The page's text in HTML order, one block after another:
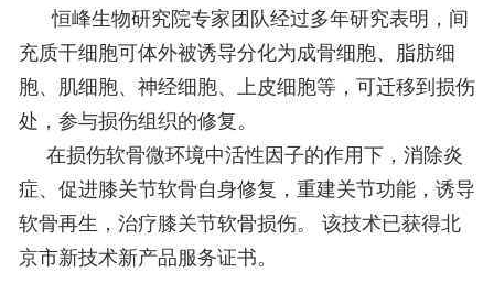
恒峰生物研究院专家团队经过多年研究表明，间
充质干细胞可体外被诱导分化为成骨细胞、脂肪细
胞、肌细胞、神经细胞、上皮细胞等，可迁移到损伤
处，参与损伤组织的修复。
在损伤软骨微环境中活性因子的作用下，消除炎
症、促进膝关节软骨自身修复，重建关节功能，诱导
软骨再生，治疗膝关节软骨损伤。 该技术已获得北
京市新技术新产品服务证书。